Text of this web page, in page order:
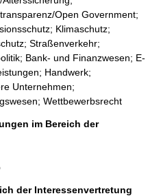
Open Government;
Klimaschutz;
Straßenverkehr;
Bank- und Finanzwesen; E-
Handwerk;
Unternehmen;
Wettbewerbsrecht
im Bereich der
der Interessenvertretung